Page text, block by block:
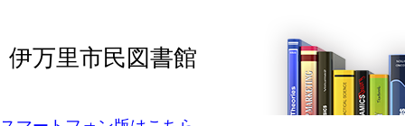
伊万里市民図書館